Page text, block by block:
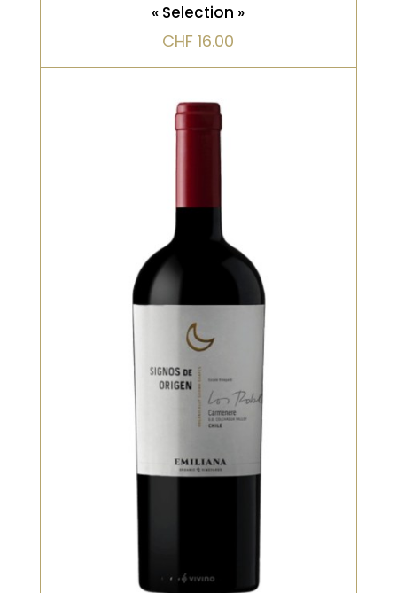
« Selection »
CHF 16.00
Bio, Rouge
Un Carménère profond et
aromatique, marqué par la mûre, le
poivre doux et une touche de
chocolat noir. La bouche est veloutée,
ample, avec une belle intensité
aromatique. Finale persistante,
chaleureuse, typique du cépage. Un
rouge expressif et très représentatif
VOIR LE PRODUIT